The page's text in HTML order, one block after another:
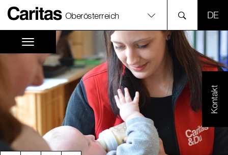
Oberösterreich
Kontakt